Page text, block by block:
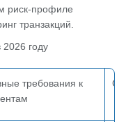
риск-профиле
транзакций.
2026 году
требования к